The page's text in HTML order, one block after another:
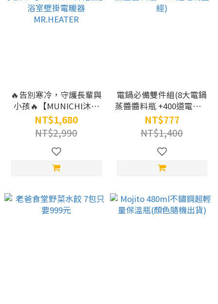
🔥告別寒冷，守護長輩與
小孩🔥【MUNICHI沐尼
黑】浴室壁掛電暖器
MR.HEATER
NT$1,680
NT$2,990
電鍋必備雙件組(8大電鍋
蒸醬醬料瓶 +400道電鍋聖
經)
NT$777
NT$1,400